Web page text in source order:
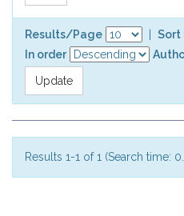
Results/Page
Sort
In order
Results 1-1 of 1 (Search time: